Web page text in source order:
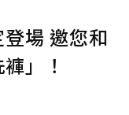
場 邀您和
」！